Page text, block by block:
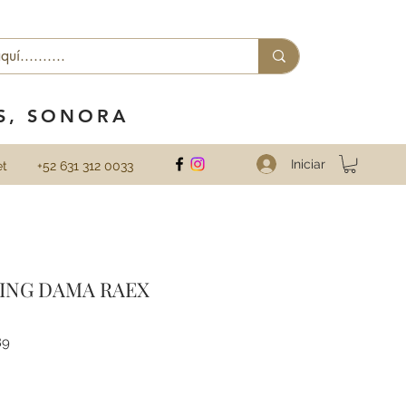
SONORA
+52 631 312 0033 Iniciar
DAMA RAEX